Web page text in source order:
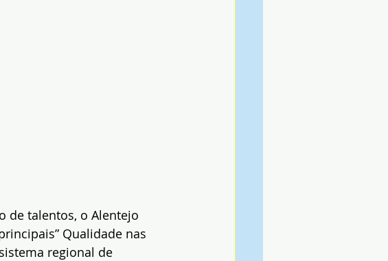
de talentos, o Alentejo
Qualidade nas
regional de